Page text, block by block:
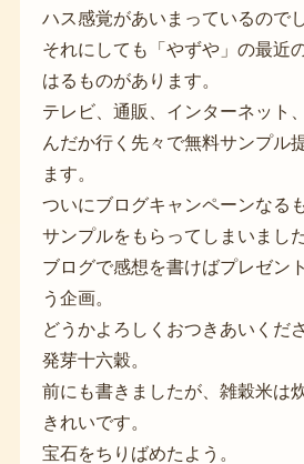
ハス感覚があいまっているので
それにしても「やずや」の最近
はるものがあります。
テレビ、通販、インターネット
んだか行く先々で無料サンプル
ます。
ついにブログキャンペーンなる
サンプルをもらってしまいました
ブログで感想を書けばプレゼン
う企画。
どうかよろしくおつきあいくださ
発芽十六穀。
前にも書きましたが、雑穀米は
きれいです。
宝石をちりばめたよう。